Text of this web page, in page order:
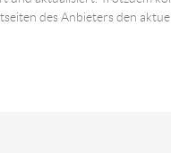
des Anbieters den